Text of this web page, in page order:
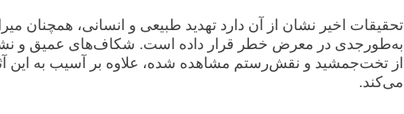
تحقیقات اخیر نشان از آن دارد تهدید طبیعی و انسانی، همچنان
به‌طورجدی در معرض خطر قرار داده است. شکاف‌های عمیق و
از تخت‌جمشید و نقش‌رستم مشاهده شده، علاوه بر آسیب به این
می‌کند.